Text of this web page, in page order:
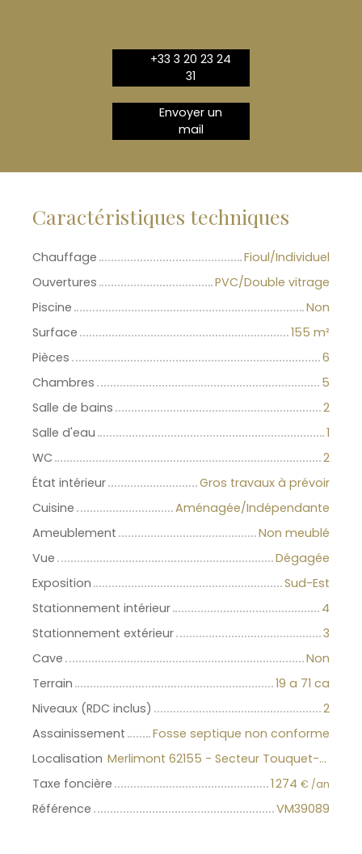
+33 3 20 23 24
31
Envoyer un
mail
Caractéristiques techniques
Chauffage
Fioul/Individuel
Ouvertures
PVC/Double vitrage
Piscine
Non
Surface
155 m²
Pièces
6
Chambres
5
Salle de bains
2
Salle d'eau
1
WC
2
État intérieur
Gros travaux à prévoir
Cuisine
Aménagée/Indépendante
Ameublement
Non meublé
Vue
Dégagée
Exposition
Sud-Est
Stationnement intérieur
4
Stationnement extérieur
3
Cave
Non
Terrain
19 a 71 ca
Niveaux (RDC inclus)
2
Assainissement
Fosse septique non conforme
Localisation
Merlimont 62155 - Secteur Touquet-Forêt
Taxe foncière
1 274 € /an
Référence VM39089